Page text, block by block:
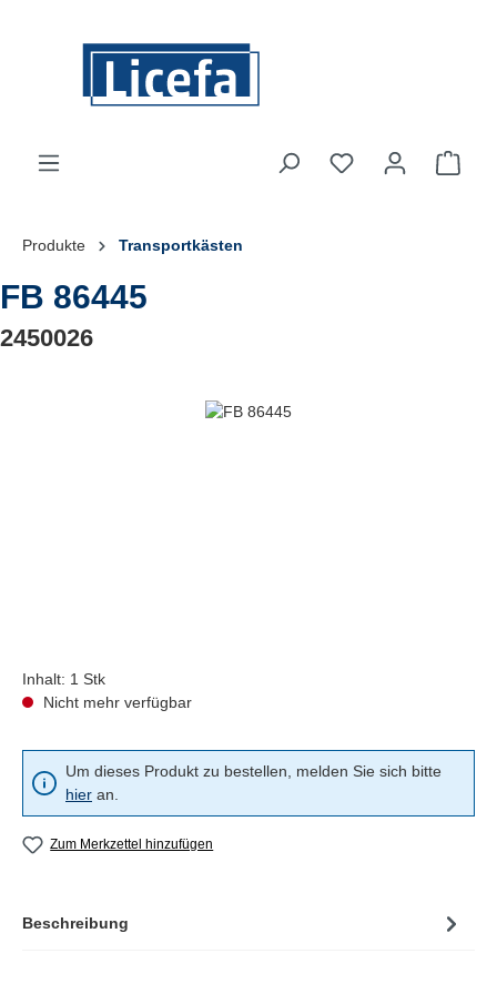
Du hast 0
Produkte Transportkästen
FB 86445
2450026
Inhalt: 1 Stk
Nicht mehr verfügbar
Um dieses Produkt zu bestellen, melden Sie sich bitte
hier an.
Zum Merkzettel hinzufügen
Beschreibung